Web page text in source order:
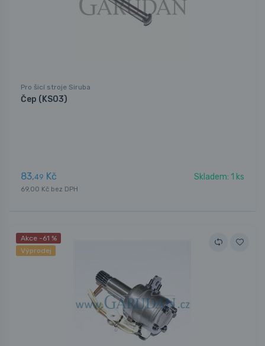
Pro šicí stroje Siruba
Čep (KS03)
83,49 Kč Skladem: 1 ks
69,00 Kč bez DPH
Akce -61 %
Výprodej